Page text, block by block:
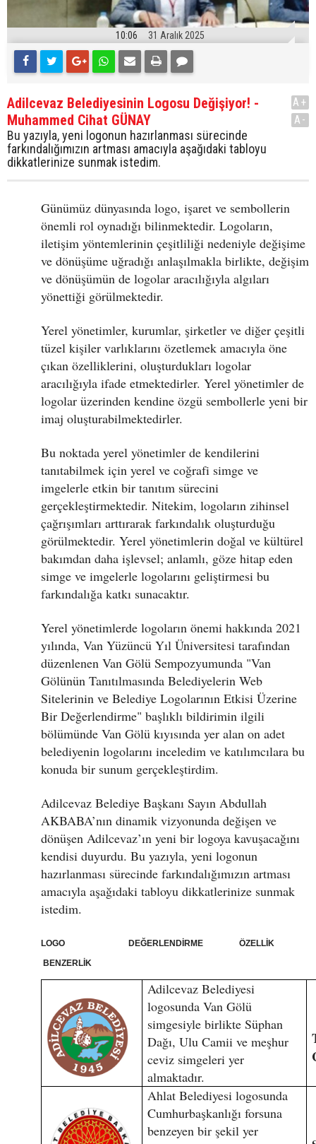
10:06 31 Aralık 2025
Adilcevaz Belediyesinin Logosu Değişiyor! -
Muhammed Cihat GÜNAY
Bu yazıyla, yeni logonun hazırlanması sürecinde
farkındalığımızın artması amacıyla aşağıdaki tabloyu
dikkatlerinize sunmak istedim.
A+
A-
Günümüz dünyasında logo, işaret ve sembollerin
önemli rol oynadığı bilinmektedir. Logoların,
iletişim yöntemlerinin çeşitliliği nedeniyle değişime
ve dönüşüme uğradığı anlaşılmakla birlikte, değişim
ve dönüşümün de logolar aracılığıyla algıları
yönettiği görülmektedir.
Yerel yönetimler, kurumlar, şirketler ve diğer çeşitli
tüzel kişiler varlıklarını özetlemek amacıyla öne
çıkan özelliklerini, oluşturdukları logolar
aracılığıyla ifade etmektedirler. Yerel yönetimler de
logolar üzerinden kendine özgü sembollerle yeni bir
imaj oluşturabilmektedirler.
Bu noktada yerel yönetimler de kendilerini
tanıtabilmek için yerel ve coğrafi simge ve
imgelerle etkin bir tanıtım sürecini
gerçekleştirmektedir. Nitekim, logoların zihinsel
çağrışımları arttırarak farkındalık oluşturduğu
görülmektedir. Yerel yönetimlerin doğal ve kültürel
bakımdan daha işlevsel; anlamlı, göze hitap eden
simge ve imgelerle logolarını geliştirmesi bu
farkındalığa katkı sunacaktır.
Yerel yönetimlerde logoların önemi hakkında 2021
yılında, Van Yüzüncü Yıl Üniversitesi tarafından
düzenlenen Van Gölü Sempozyumunda "Van
Gölünün Tanıtılmasında Belediyelerin Web
Sitelerinin ve Belediye Logolarının Etkisi Üzerine
Bir Değerlendirme" başlıklı bildirimin ilgili
bölümünde Van Gölü kıyısında yer alan on adet
belediyenin logolarını inceledim ve katılımcılara bu
konuda bir sunum gerçekleştirdim.
Adilcevaz Belediye Başkanı Sayın Abdullah
AKBABA’nın dinamik vizyonunda değişen ve
dönüşen Adilcevaz’ın yeni bir logoya kavuşacağını
kendisi duyurdu. Bu yazıyla, yeni logonun
hazırlanması sürecinde farkındalığımızın artması
amacıyla aşağıdaki tabloyu dikkatlerinize sunmak
istedim.
LOGO DEĞERLENDİRME ÖZELLİK
BENZERLİK
Adilcevaz Belediyesi
logosunda Van Gölü
simgesiyle birlikte Süphan
Dağı, Ulu Camii ve meşhur
ceviz simgeleri yer
almaktadır.
Ahlat Belediyesi logosunda
Cumhurbaşkanlığı forsuna
benzeyen bir şekil yer